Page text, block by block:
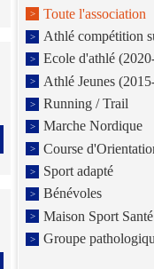
Toute l'association
Athlé compétition
Ecole d'athlé
Athlé Jeunes
Running / Trail
Marche Nordique
Course
Sport adapté
Bénévoles
Maison Sport Santé
Groupe